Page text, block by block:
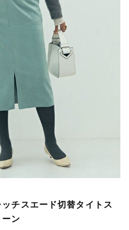
チスエード切替タイトス
ン